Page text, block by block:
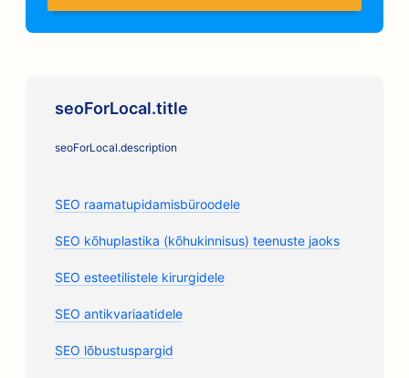
seoForLocal.title
seoForLocal.description
SEO raamatupidamisbüroodele
SEO kõhuplastika (kõhukinnisus) teenuste jaoks
SEO esteetilistele kirurgidele
SEO antikvariaatidele
SEO lõbustuspargid